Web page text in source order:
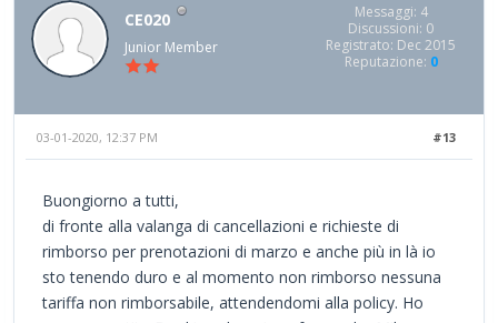
CE020
Junior Member
Messaggi: 4
Discussioni: 0
Registrato: Dec 2015
Reputazione: 0
#13
03-01-2020, 12:37 PM
Buongiorno a tutti,
di fronte alla valanga di cancellazioni e richieste di
rimborso per prenotazioni di marzo e anche più in là io
sto tenendo duro e al momento non rimborso nessuna
tariffa non rimborsabile, attendendomi alla policy. Ho